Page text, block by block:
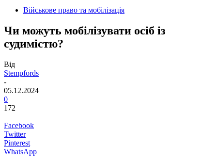
Військове право та мобілізація
Чи можуть мобілізувати осіб із
судимістю?
Від
Stempfords
-
05.12.2024
0
172
Facebook
Twitter
Pinterest
WhatsApp